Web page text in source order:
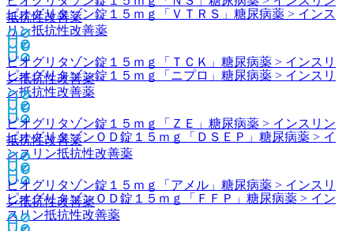
ピオグリタゾン錠１５ｍｇ「ＶＴＲＳ」 糖尿病薬 > インス
リン抵抗性改善薬
ピオグリタゾン錠１５ｍｇ「ニプロ」 糖尿病薬 > インスリ
ン抵抗性改善薬
ピオグリタゾンＯＤ錠１５ｍｇ「ＤＳＥＰ」 糖尿病薬 > イ
ンスリン抵抗性改善薬
ピオグリタゾンＯＤ錠１５ｍｇ「ＦＦＰ」 糖尿病薬 > イン
スリン抵抗性改善薬
抵抗性改善薬
ピオグリタゾン錠１５ｍｇ「ＴＣＫ」 糖尿病薬 > インスリ
ン抵抗性改善薬
ピオグリタゾン錠１５ｍｇ「ＺＥ」 糖尿病薬 > インスリン
抵抗性改善薬
ピオグリタゾン錠１５ｍｇ「アメル」 糖尿病薬 > インスリ
ン抵抗性改善薬